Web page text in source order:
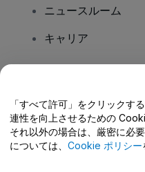
ニュースルーム
キャリア
ヘルプセンター /
「すべて許可」をクリックす
連性を向上させるための
それ以外の場合は、厳密に必
については、 Cookie ポリシー